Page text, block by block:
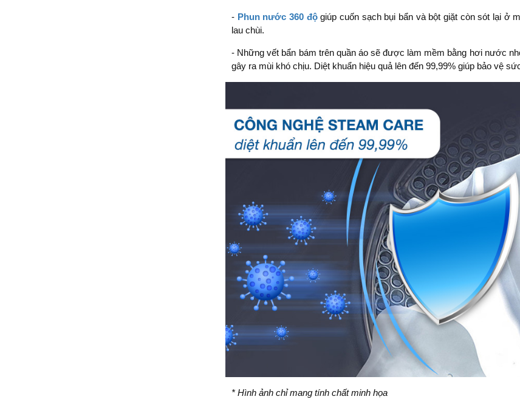
- Phun nước 360 độ giúp cuốn sạch bụi bẩn và bột giặt còn sót lại ở
lau chùi.
- Những vết bẩn bám trên quần áo sẽ được làm mềm bằng hơi nước
gây ra mùi khó chịu. Diệt khuẩn hiệu quả lên đến 99,99% giúp bảo vệ
* Hình ảnh chỉ mang tính chất minh họa